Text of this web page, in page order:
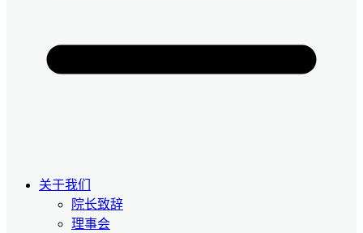
关于我们
院长致辞
理事会